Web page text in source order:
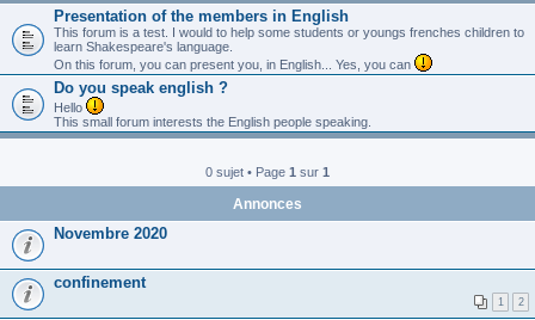
Presentation of the members in English
This forum is a test. I would to help some students or youngs frenches children to
learn Shakespeare's language.
On this forum, you can present you, in English... Yes, you can
Do you speak english ?
Hello
This small forum interests the English people speaking.
0 sujet • Page 1 sur 1
Annonces
Novembre 2020
confinement
1 2